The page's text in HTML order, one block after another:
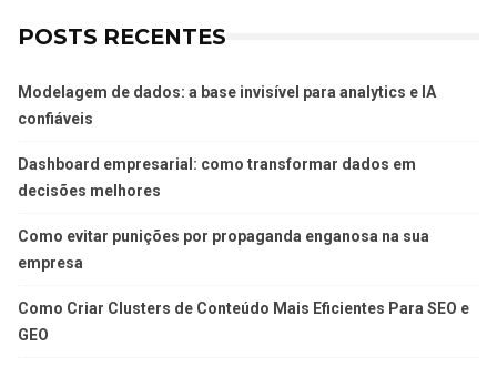
POSTS RECENTES
Modelagem de dados: a base invisível para analytics e IA
confiáveis
Dashboard empresarial: como transformar dados em
decisões melhores
Como evitar punições por propaganda enganosa na sua
empresa
Como Criar Clusters de Conteúdo Mais Eficientes Para SEO e
GEO